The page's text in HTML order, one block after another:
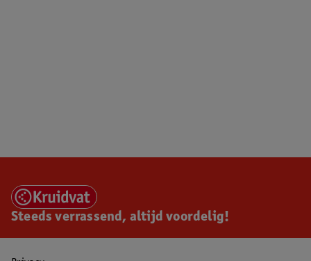
Steeds verrassend, altijd voordelig!